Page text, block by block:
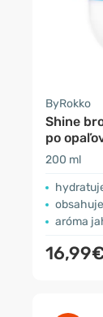
ByRokko
Shine
po
200 ml
aróma